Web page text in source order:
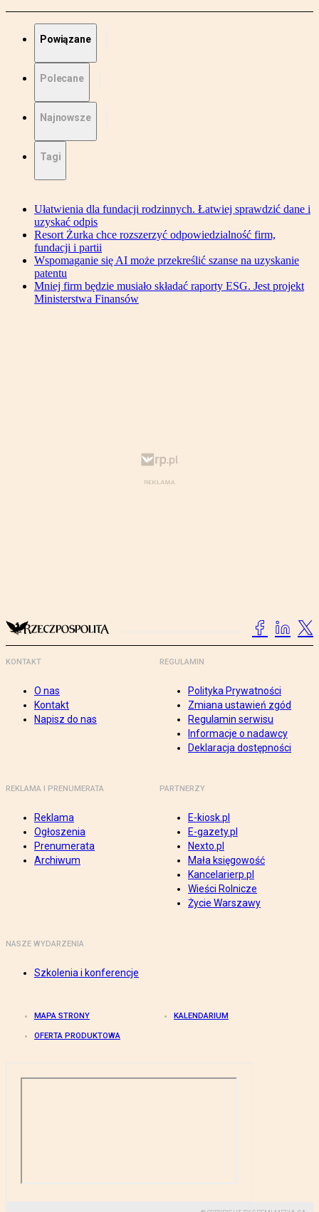
Powiązane
Polecane
Najnowsze
Tagi
Ułatwienia dla fundacji rodzinnych. Łatwiej sprawdzić dane i
uzyskać odpis
Resort Żurka chce rozszerzyć odpowiedzialność firm,
fundacji i partii
Wspomaganie się AI może przekreślić szanse na uzyskanie
patentu
Mniej firm będzie musiało składać raporty ESG. Jest projekt
Ministerstwa Finansów
KONTAKT
O nas
Kontakt
Napisz do nas
REGULAMIN
Polityka Prywatności
Zmiana ustawień zgód
Regulamin serwisu
Informacje o nadawcy
Deklaracja dostępności
REKLAMA I PRENUMERATA
Reklama
Ogłoszenia
Prenumerata
Archiwum
PARTNERZY
E-kiosk.pl
E-gazety.pl
Nexto.pl
Mała księgowość
Kancelarierp.pl
Wieści Rolnicze
Życie Warszawy
NASZE WYDARZENIA
Szkolenia i konferencje
MAPA STRONY KALENDARIUM
OFERTA PRODUKTOWA